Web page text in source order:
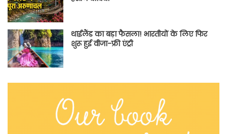
थाईलैंड का बड़ा फैसला! भारतीयों के लिए फिर
शुरू हुई वीजा-फ्री एंट्री